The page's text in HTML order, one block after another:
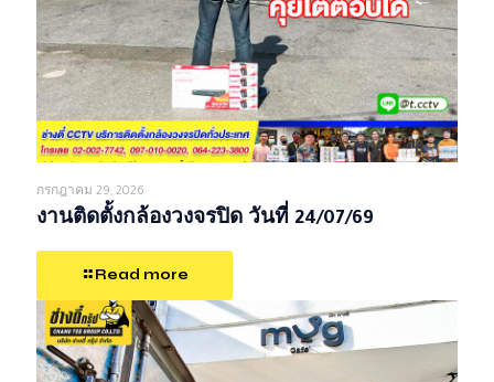
กรกฎาคม 29, 2026
งานติดตั้งกล้องวงจรปิด วันที่ 24/07/69
Read more